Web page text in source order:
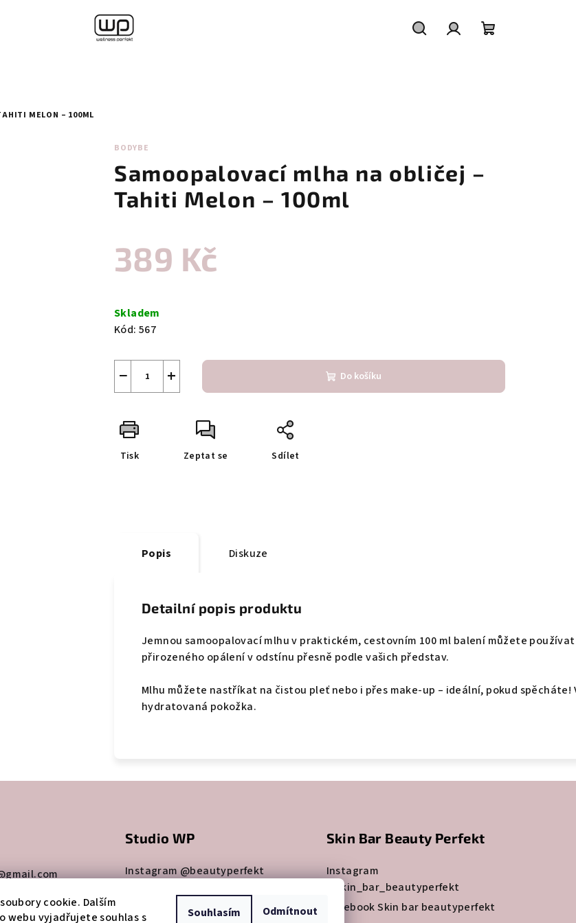
cookie. Dalším
webu vyjadřujete souhlas s
Odmítnout
Souhlasím
MELON – 100ML
BODYBE
Samoopalovací mlha na obličej –
Tahiti Melon – 100ml
389 Kč
cena:
Skladem
Kód: 567
+
− Do košíku
Tisk Zeptat se Sdílet
Popis Diskuze
Detailní popis produktu
Jemnou samoopalovací mlhu v praktickém, cestovním 100 ml balení můžete
přirozeného opálení v odstínu přesně podle vašich představ.
Mlhu můžete nastříkat na čistou pleť nebo i přes make-up – ideální, pokud
hydratovaná pokožka.
gmail.com
Studio WP
Instagram @beautyperfekt
Skin Bar Beauty Perfekt
Instagram
@skin_bar_beautyperfekt
Facebook Skin bar beautyperfekt